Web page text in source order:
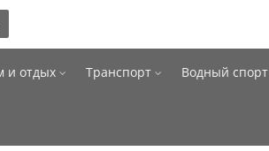
и отдых Транспорт Водный спорт